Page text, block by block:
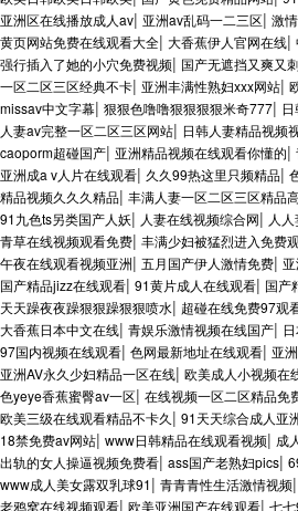
亚洲区在线播放成人av| 亚洲av乱码一二三区| 激
黄页网站免费在线观看大全| 大香蕉伊人官网在线|
强行插入了她的小穴免费视频| 国产无遮挡又爽又
一区二区三区经典不卡| 亚洲丰满性熟妇xxx网站|
missav中文字幕| 狠狠色噜噜狠狠狠狠米奇777|
人妻av完整一区二区三区网站| 日韩人妻精品视频
caoporm超碰国产| 亚洲精品视频在线观看你懂的|
亚洲成a v人片在线观看| 久久99热这里只频精品|
精品视频久久久精品| 丰满人妻一区二区三区精品
91九色ts另类国产人妖| 人妻在线视频综合网| 人
青草在线视频观看免费| 丰满少妇被猛烈进入免费
午夜在线观看视频亚洲| 五月国产伊人激情免费|
国产精品jizz在线观看| 91黄片成人在线观看| 国产
天天躁夜夜躁狠狠躁狠狠喷水| 超碰在线免费97观
大香蕉日本中文在线| 青娱乐激情视频在线国产|
97国内视频在线观看| 色网最新地址在线观看| 亚
亚洲AV永久少妇精品一区在线| 欧美成人小视频在
色yeye香蕉蜜臀av一区| 在线视频一区二区精品免
欧美三级在线观看精品不卡久| 91天天综合成人亚
18禁免费av网站| www日韩精品在线观看视频| 成
出轨的女人操逼视频免费看| ass国产老熟妇pics|
www成人美女露双乳球91| 青青青性生活激情视频|
老鸦窝在线视频观看| 欧美亚洲国产在线观看| 七